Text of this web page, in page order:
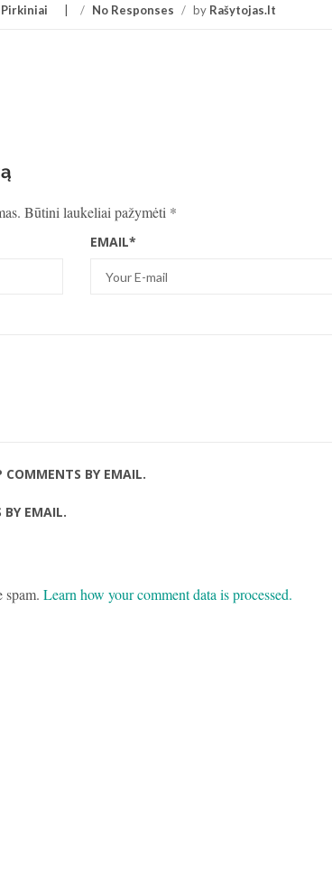
Pirkiniai / No Responses / by Rašytojas.lt
Būtini laukeliai pažymėti *
EMAIL*
COMMENTS BY EMAIL.
BY EMAIL.
spam. Learn how your comment data is processed.